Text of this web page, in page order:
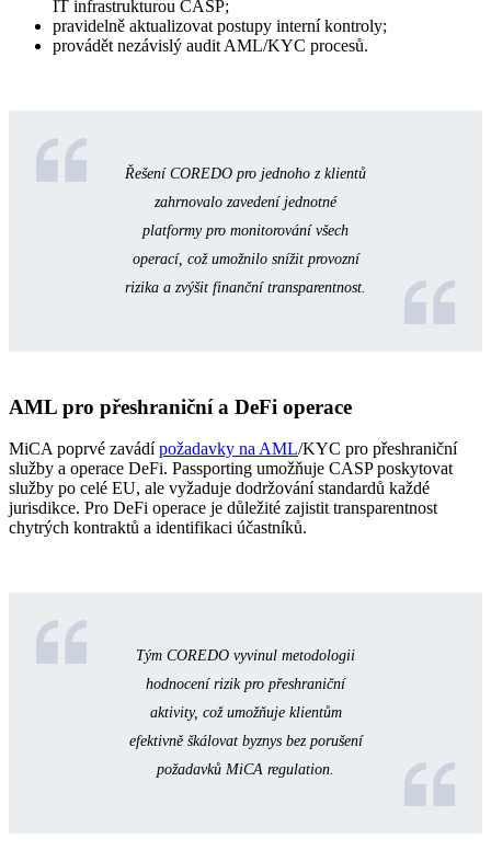
IT infrastrukturou CASP;
pravidelně aktualizovat postupy interní kontroly;
provádět nezávislý audit AML/KYC procesů.
Řešení COREDO pro jednoho z klientů
zahrnovalo zavedení jednotné
platformy pro monitorování všech
operací, což umožnilo snížit provozní
rizika a zvýšit finanční transparentnost.
AML pro přeshraniční a DeFi operace
MiCA poprvé zavádípožadavky na AML/KYC pro přeshraniční
služby a operace DeFi. Passporting umožňuje CASP poskytovat
služby po celé EU, ale vyžaduje dodržování standardů každé
jurisdikce. Pro DeFi operace je důležité zajistit transparentnost
chytrých kontraktů a identifikaci účastníků.
Tým COREDO vyvinul metodologii
hodnocení rizik pro přeshraniční
aktivity, což umožňuje klientům
efektivně škálovat byznys bez porušení
požadavků MiCA regulation.